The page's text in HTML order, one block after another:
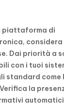
piattaforma di
considera
Dai priorità a
con i tuoi
standard come
la